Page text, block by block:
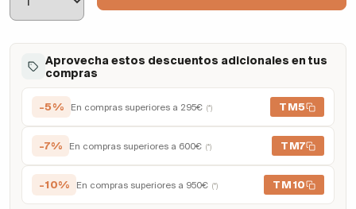
Aprovecha estos descuentos adicionales en tus
compras
-5% En compras superiores a 295€ (*) TM5
-7% En compras superiores a 600€ (*) TM7
-10% En compras superiores a 950€ (*) TM10